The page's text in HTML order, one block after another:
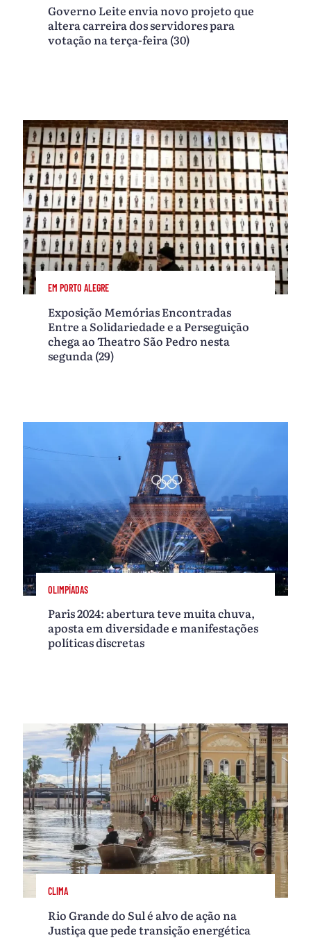
Governo Leite envia novo projeto que
altera carreira dos servidores para
votação na terça-feira (30)
EM PORTO ALEGRE
Exposição Memórias Encontradas
Entre a Solidariedade e a Perseguição
chega ao Theatro São Pedro nesta
segunda (29)
OLIMPÍADAS
Paris 2024: abertura teve muita chuva,
aposta em diversidade e manifestações
políticas discretas
CLIMA
Rio Grande do Sul é alvo de ação na
Justiça que pede transição energética